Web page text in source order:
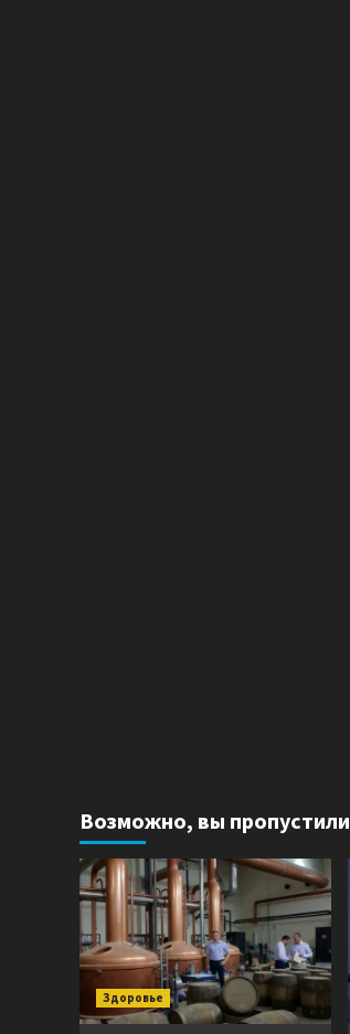
Возможно, вы пропустили
Здоровье